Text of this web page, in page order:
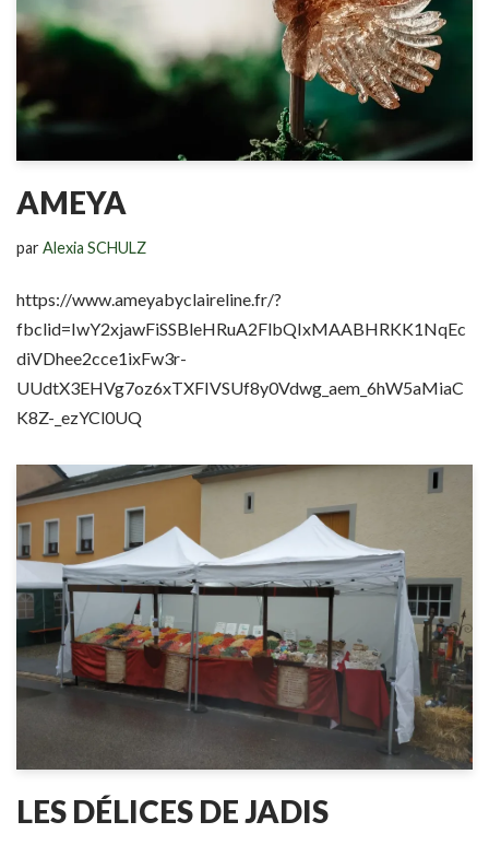
AMEYA
parAlexia SCHULZ
https://www.ameyabyclaireline.fr/?
fbclid=IwY2xjawFiSSBleHRuA2FlbQIxMAABHRKK1NqEc
diVDhee2cce1ixFw3r-
UUdtX3EHVg7oz6xTXFIVSUf8y0Vdwg_aem_6hW5aMiaC
K8Z-_ezYCl0UQ
LES DÉLICES DE JADIS